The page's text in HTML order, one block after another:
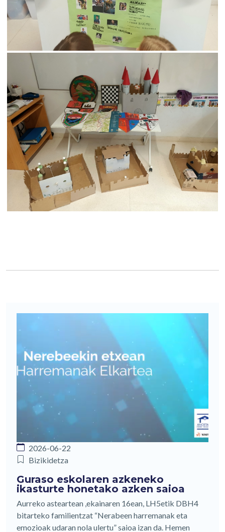
2026-06-22
Bizikidetza
Guraso eskolaren azkeneko
ikasturte honetako azken saioa
Aurreko asteartean ,ekainaren 16ean, LH5etik DBH4
bitarteko familientzat “Nerabeen harremanak eta
emozioak udaran nola ulertu” saioa izan da. Hemen